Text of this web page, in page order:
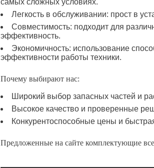
самых сложных условиях.
Легкость в обслуживании: прост в
Совместимость: подходит для
эффективность.
Экономичность: использование
эффективности работы техники.
Почему выбирают нас:
Широкий выбор запасных частей и
Высокое качество и проверенные
Конкурентоспособные цены и
Предложенные на сайте комплектующие